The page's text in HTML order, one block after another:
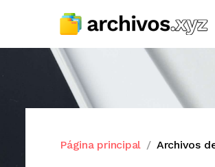
Página principal Archivos